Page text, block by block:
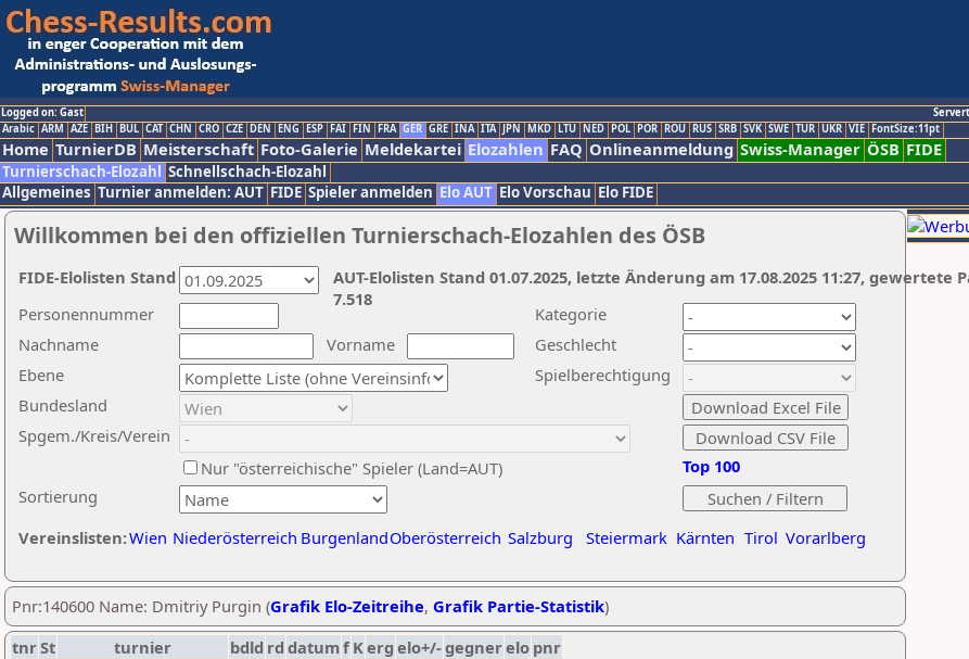
Logged on: Gast
Arabic ARM AZE BIH BUL CAT CHN CRO CZE DEN ENG ESP FAI FIN FRA GER GRE INA ITA JPN MKD LTU NED POL POR ROU RUS SRB SVK SWE TUR UKR VIE FontSize:11pt
Home TurnierDB Meisterschaft Foto-Galerie Meldekartei Elozahlen FAQ Onlineanmeldung Swiss-Manager ÖSB FIDE
Turnierschach-Elozahl Schnellschach-Elozahl
Allgemeines Turnier anmelden: AUT FIDE Spieler anmelden Elo AUT Elo Vorschau Elo FIDE
Willkommen bei den offiziellen Turnierschach-Elozahlen des ÖSB
Nachname
Vorname
Ebene
Kategorie
Sortierung
Personennummer
Bundesland
Spgem./Kreis/Verein
Geschlecht
Nur "österreichische" Spieler (Land=AUT)
Spielberechtigung
Vereinslisten:Wien Niederösterreich BurgenlandOberösterreich Salzburg Steiermark Kärnten Tirol Vorarlberg
Top 100
AUT-Elolisten Stand 01.07.2025, letzte Änderung am 17.08.2025 11:27, gewertete
7.518
FIDE-Elolisten Stand
Pnr:140600 Name: Dmitriy Purgin (Grafik Elo-Zeitreihe, Grafik Partie-Statistik)
tnrSt turnier bdld rd datumf Kerg elo+/-gegnerelo pnr